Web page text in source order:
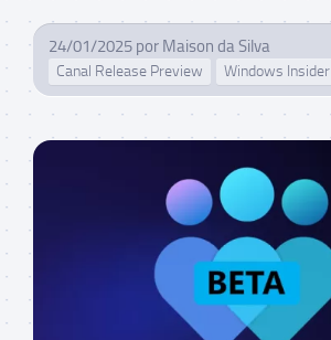
24/01/2025 por Maison da Silva
Canal Release Preview Windows Insider